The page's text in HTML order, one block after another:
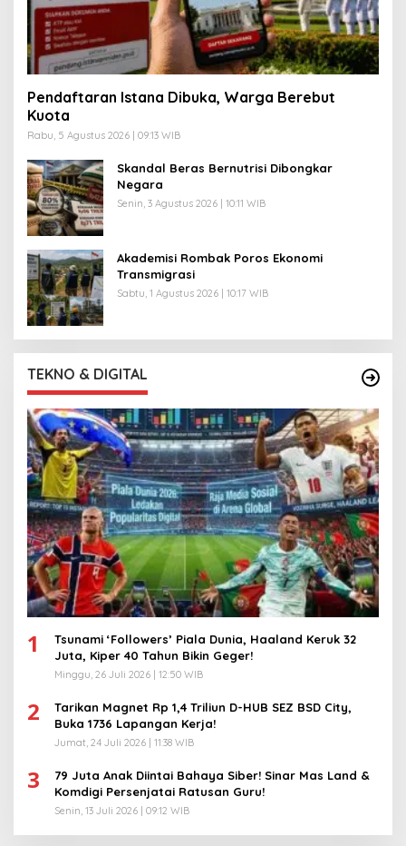
Pendaftaran Istana Dibuka, Warga Berebut
Kuota
Rabu, 5 Agustus 2026 | 09:13 WIB
Skandal Beras Bernutrisi Dibongkar
Negara
Senin, 3 Agustus 2026 | 10:11 WIB
Akademisi Rombak Poros Ekonomi
Transmigrasi
Sabtu, 1 Agustus 2026 | 10:17 WIB
TEKNO & DIGITAL
1
Tsunami ‘Followers’ Piala Dunia, Haaland Keruk 32
Juta, Kiper 40 Tahun Bikin Geger!
Minggu, 26 Juli 2026 | 12:50 WIB
2
Tarikan Magnet Rp 1,4 Triliun D-HUB SEZ BSD City,
Buka 1736 Lapangan Kerja!
Jumat, 24 Juli 2026 | 11:38 WIB
3
79 Juta Anak Diintai Bahaya Siber! Sinar Mas Land &
Komdigi Persenjatai Ratusan Guru!
Senin, 13 Juli 2026 | 09:12 WIB